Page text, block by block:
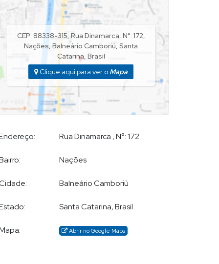
CEP: 88338-315, Rua Dinamarca, N°: 172,
Nações,Balneário Camboriú,Santa
Catarina, Brasil
Clique aqui para ver o Mapa
Rua Dinamarca ,N°:172
Nações
Balneário Camboriú
Santa Catarina, Brasil
Abrir no Google Maps